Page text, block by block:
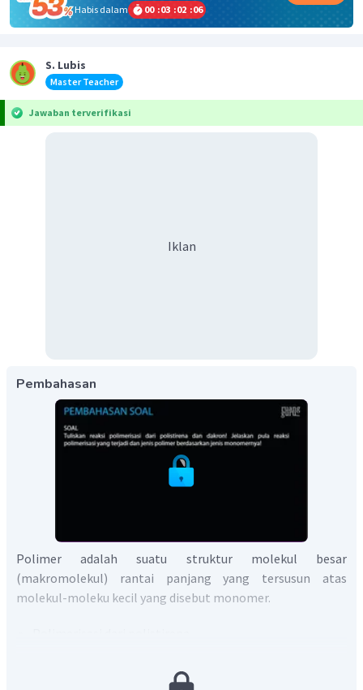
Habis dalam
00 :03 :02 :05
S. Lubis
Master Teacher
Jawaban terverifikasi
Iklan
Pembahasan
Polimer adalah suatu struktur molekul besar
(makromolekul) rantai panjang yang tersusun atas
molekul-moleku kecil yang disebut monomer.
banyak monomer stirena. Reaksi polimerisasi